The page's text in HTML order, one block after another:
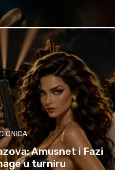
Amusnet i Fazi
u turniru